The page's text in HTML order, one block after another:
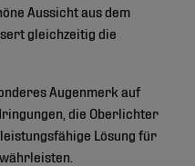
Aussicht aus dem
gleichzeitig die
Augenmerk auf
die Oberlichter
Lösung für